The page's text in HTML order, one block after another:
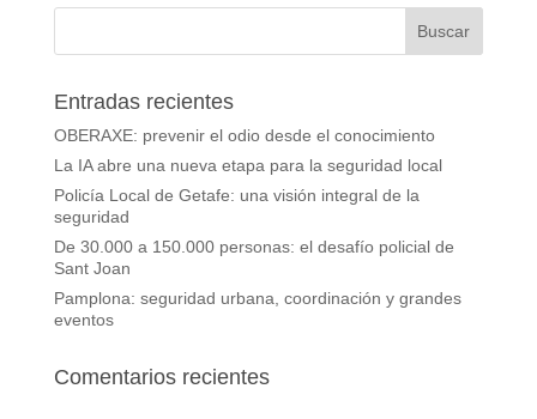
Entradas recientes
OBERAXE: prevenir el odio desde el conocimiento
La IA abre una nueva etapa para la seguridad local
Policía Local de Getafe: una visión integral de la
seguridad
De 30.000 a 150.000 personas: el desafío policial de
Sant Joan
Pamplona: seguridad urbana, coordinación y grandes
eventos
Comentarios recientes